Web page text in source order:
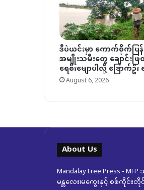
ဒီပဲယင်းမှာ ကောက်စိုက်ပြန်
အမျိုးသမီးတွေ ချောင်းဖ
ရေစီးမျောပါလို့ ခြောက်ဦ
August 6, 2026
About Us
Mandalay Free Press -
မန္တလေး၊မကွေးနှင့် စစ်ကို